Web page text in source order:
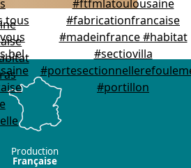
Production
Française